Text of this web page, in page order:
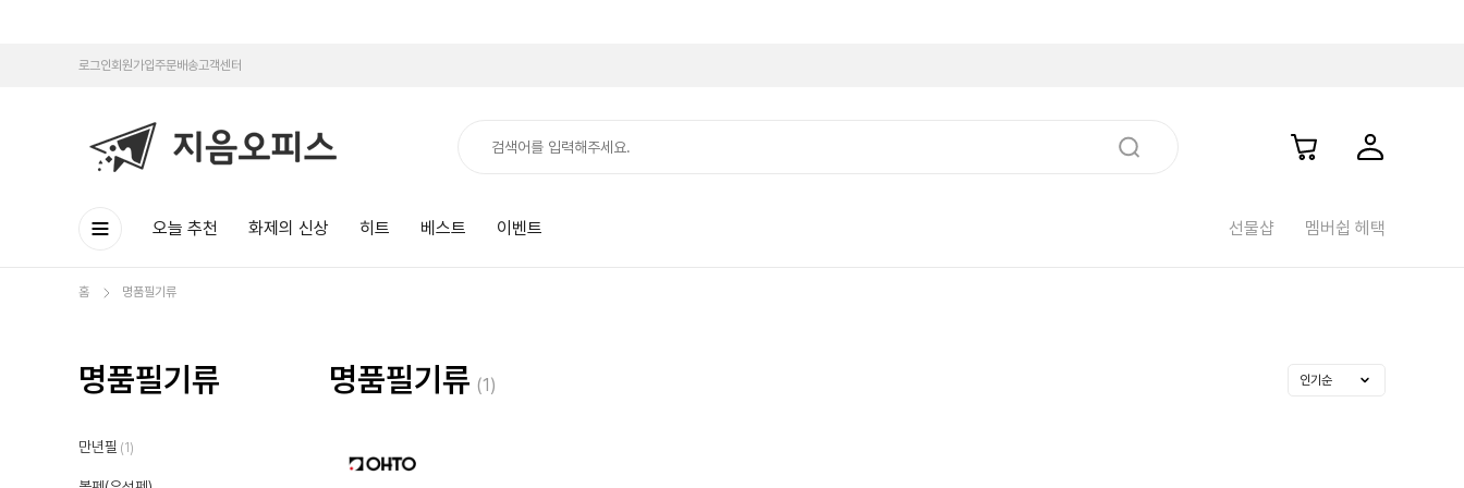
로그인회원가입주문배송고객센터
오늘 추천 화제의 신상 히트 베스트 이벤트 선물샵 멤버쉽 헤택
홈 명품필기류
명품필기류
만년필 (1)
명품필기류 (1)